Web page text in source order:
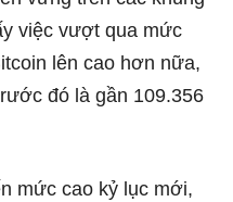
việc vượt qua mức
lên cao hơn nữa,
đó là gần 109.356
mức cao kỷ lục mới,